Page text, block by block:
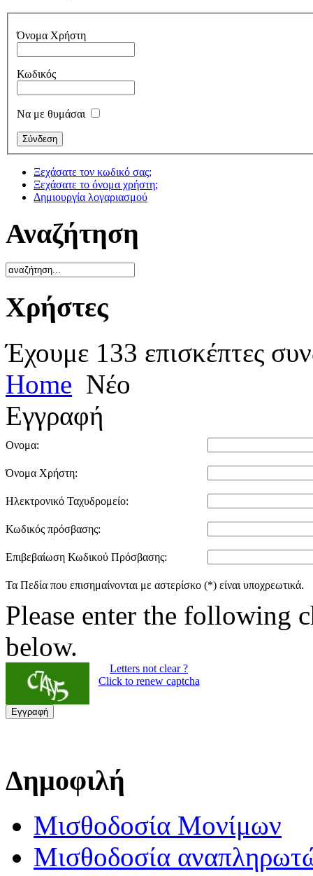
Όνομα Χρήστη
Κωδικός
Να με θυμάσαι
Ξεχάσατε τον κωδικό σας;
Ξεχάσατε το όνομα χρήστη;
Δημιουργία λογαριασμού
Αναζήτηση
Χρήστες
Έχουμε 133 επισκέπτες
Home Νέο
Εγγραφή
Ονομα:
Όνομα Χρήστη:
Ηλεκτρονικό Ταχυδρομείο:
Κωδικός πρόσβασης:
Επιβεβαίωση Κωδικού Πρόσβασης:
Τα Πεδία που επισημαίνονται με αστερίσκο (*) είναι υποχρεωτικά.
Please enter the following
below.
Letters not clear ?
Click to renew captcha
Εγγραφή
Δημοφιλή
Μισθοδοσία Μονίμων
Μισθοδοσία